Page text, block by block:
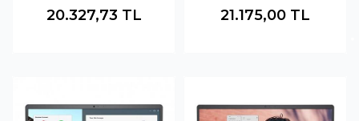
20.327,73 TL
SSD O-B Radeon
21.175,00 TL